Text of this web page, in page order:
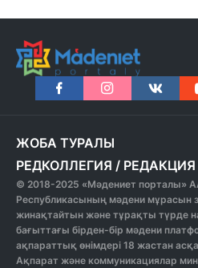
ЖОБА ТУРАЛЫ
РЕДКОЛЛЕГИЯ / РЕДАКЦИЯ
© 2018-2025 «Мәдениет порталы»
Республикасының мәдени мұрасын
жинақтайтын және тұрақты түрде
бағыттағы бірден-бір мәдени
ақпараттық өнімдері 18 жастан
Ақпарат және коммуникациялар